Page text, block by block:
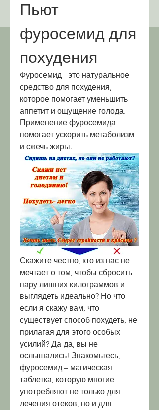
Пьют
фуросемид для
похудения
Фуросемид - это натуральное
средство для похудения,
которое помогает уменьшить
аппетит и ощущение голода.
Применение фуросемида
помогает ускорить метаболизм
и сжечь жиры.
Скажите честно, кто из нас не
мечтает о том, чтобы сбросить
пару лишних килограммов и
выглядеть идеально? Но что
если я скажу вам, что
существует способ похудеть, не
прилагая для этого особых
усилий? Да-да, вы не
ослышались! Знакомьтесь,
фуросемид – магическая
таблетка, которую многие
употребляют не только для
лечения отеков, но и для